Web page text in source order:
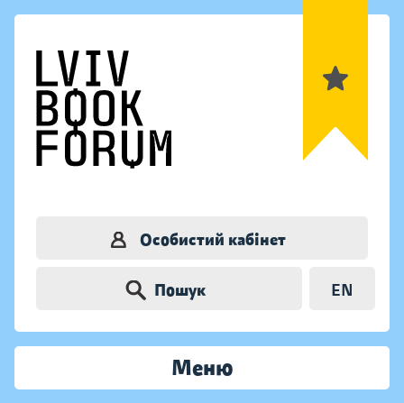
Особистий кабінет
Пошук EN
Меню